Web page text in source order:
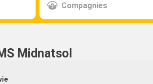
Compagnies
Midnatsol